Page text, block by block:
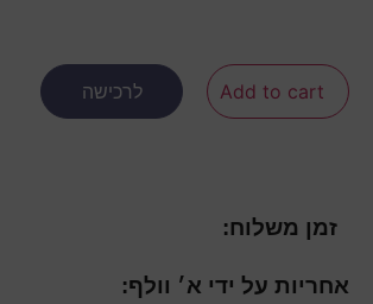
זמן משלוח:
אחריות על ידי א׳ וולף:
Add to cart לרכישה